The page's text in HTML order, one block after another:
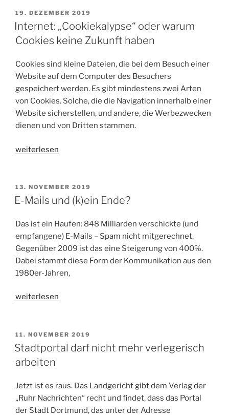
und
Bürgerinnen
benötigen
im
Umgang
mit
digitalen
Medien“
VERÖFFENTLICHT
AM
19. DEZEMBER 2019
Internet: „Cookiekalypse“ oder warum
Cookies keine Zukunft haben
Cookies sind kleine Dateien, die bei dem Besuch einer
Website auf dem Computer des Besuchers
gespeichert werden. Es gibt mindestens zwei Arten
von Cookies. Solche, die die Navigation innerhalb einer
Website sicherstellen, und andere, die Werbezwecken
dienen und von Dritten stammen.
„Internet:
warum
Cookies
Zukunft
haben“
weiterlesen
VERÖFFENTLICHT
AM
13. NOVEMBER 2019
E-Mails und (k)ein Ende?
Das ist ein Haufen: 848 Milliarden verschickte (und
empfangene) E-Mails – Spam nicht mitgerechnet.
Gegenüber 2009 ist das eine Steigerung von 400%.
Dabei stammt diese Form der Kommunikation aus den
1980er-Jahren,
„E-
(k)ein
Ende?“
weiterlesen
VERÖFFENTLICHT
AM
11. NOVEMBER 2019
Stadtportal darf nicht mehr verlegerisch
arbeiten
Jetzt ist es raus. Das Landgericht gibt dem Verlag der
„Ruhr Nachrichten“ recht und findet, dass das Portal
der Stadt Dortmund, das unter der Adresse